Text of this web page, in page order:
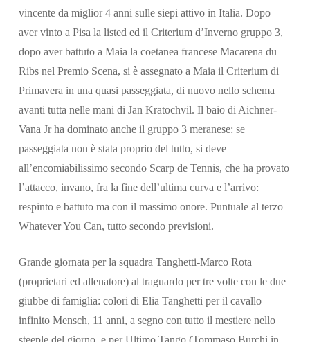
vincente da miglior 4 anni sulle siepi attivo in Italia. Dopo
aver vinto a Pisa la listed ed il Criterium d’Inverno gruppo 3,
dopo aver battuto a Maia la coetanea francese Macarena du
Ribs nel Premio Scena, si è assegnato a Maia il Criterium di
Primavera in una quasi passeggiata, di nuovo nello schema
avanti tutta nelle mani di Jan Kratochvil. Il baio di Aichner-
Vana Jr ha dominato anche il gruppo 3 meranese: se
passeggiata non è stata proprio del tutto, si deve
all’encomiabilissimo secondo Scarp de Tennis, che ha provato
l’attacco, invano, fra la fine dell’ultima curva e l’arrivo:
respinto e battuto ma con il massimo onore. Puntuale al terzo
Whatever You Can, tutto secondo previsioni.
Grande giornata per la squadra Tanghetti-Marco Rota
(proprietari ed allenatore) al traguardo per tre volte con le due
giubbe di famiglia: colori di Elia Tanghetti per il cavallo
infinito Mensch, 11 anni, a segno con tutto il mestiere nello
steeple del giorno, e per Ultimo Tango (Tommaso Burchi in